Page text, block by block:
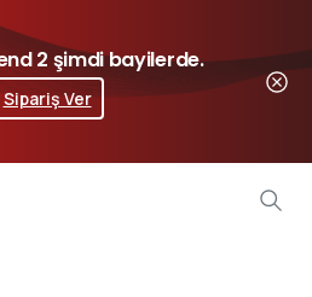
2 şimdi bayilerde.
Sipariş Ver